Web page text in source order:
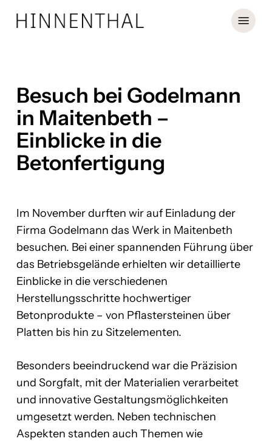
Menu
Besuch bei Godelmann
in Maitenbeth –
Einblicke in die
Betonfertigung
Im November durften wir auf Einladung der
Firma Godelmann das Werk in Maitenbeth
besuchen. Bei einer spannenden Führung über
das Betriebsgelände erhielten wir detaillierte
Einblicke in die verschiedenen
Herstellungsschritte hochwertiger
Betonprodukte – von Pflastersteinen über
Platten bis hin zu Sitzelementen.
Besonders beeindruckend war die Präzision
und Sorgfalt, mit der Materialien verarbeitet
und innovative Gestaltungsmöglichkeiten
umgesetzt werden. Neben technischen
Aspekten standen auch Themen wie